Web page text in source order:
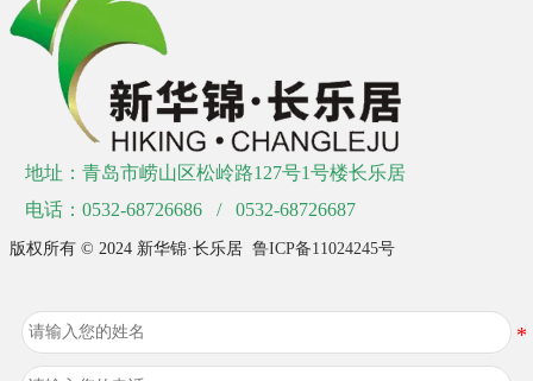
地址：青岛市崂山区松岭路127号1号楼长乐居
电话：0532-68726686 / 0532-68726687
版权所有 © 2024 新华锦·长乐居 鲁ICP备11024245号